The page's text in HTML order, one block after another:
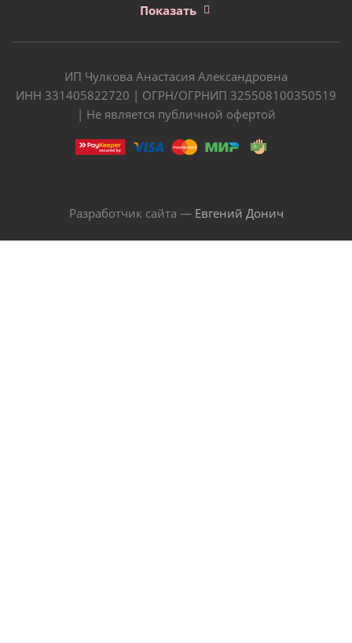
Показать
ИП Чулкова Анастасия Александровна
ИНН 331405822720 | ОГРН/ОГРНИП 325508100350519
| Не является публичной офертой
Разработчик сайта — Евгений Донич